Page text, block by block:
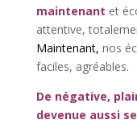
maintenant et
attentive,
Maintenant, nos
faciles, agréables.
De négative,
devenue aussi